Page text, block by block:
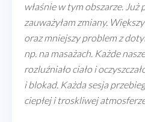
właśnie w tym obszarze. Już
zauważyłam zmiany.
oraz mniejszy problem z
np. na masażach. Każde
rozluźniało ciało i
i blokad. Każda sesja
ciepłej i troskliwej